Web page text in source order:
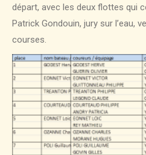
départ, avec les deux flottes qui
Patrick Gondouin, jury sur l’eau,
courses.